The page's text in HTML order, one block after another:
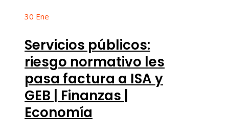
30 Ene
Servicios públicos:
riesgo normativo les
pasa factura a ISA y
GEB | Finanzas |
Economía